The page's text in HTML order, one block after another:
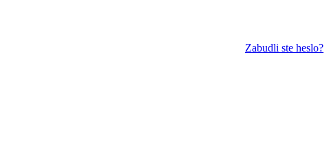
Zabudli ste heslo?